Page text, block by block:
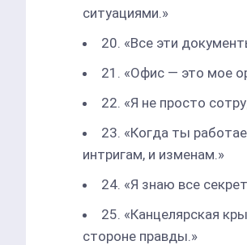
ситуациями.»
20. «Все эти
21. «Офис — это мое
22. «Я не просто
23. «Когда ты
интригам, и изменам.»
24. «Я знаю все
25. «Канцелярская
стороне правды.»